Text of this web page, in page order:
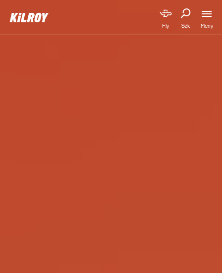
Fly Søk Meny